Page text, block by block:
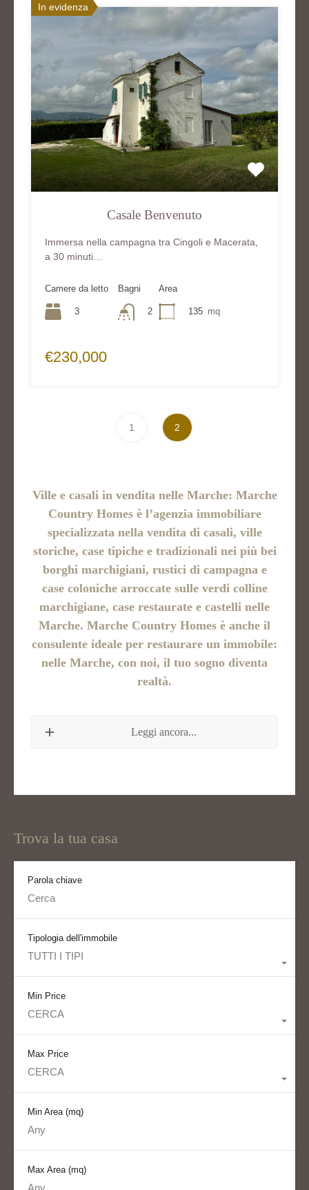
In evidenza
Casale Benvenuto
Immersa nella campagna tra Cingoli e Macerata,
a 30 minuti…
Camere da letto
3
Bagni
2
Area
135 mq
€230,000
1 2
Ville e casali in vendita nelle Marche: Marche
Country Homes è l’agenzia immobiliare
specializzata nella vendita di casali, ville
storiche, case tipiche e tradizionali nei più bei
borghi marchigiani, rustici di campagna e
case coloniche arroccate sulle verdi colline
marchigiane, case restaurate e castelli nelle
Marche. Marche Country Homes è anche il
consulente ideale per restaurare un immobile:
nelle Marche, con noi, il tuo sogno diventa
realtà.
Leggi ancora...
Trova la tua casa
Parola chiave
Tipologia dell'immobile
TUTTI I TIPI
Min Price
CERCA
Max Price
CERCA
Min Area (mq)
Max Area (mq)